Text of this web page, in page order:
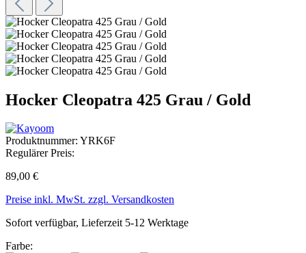
Hocker Cleopatra 425 Grau / Gold
Produktnummer: YRK6F
Regulärer Preis:
89,00 €
Preise inkl. MwSt. zzgl. Versandkosten
Sofort verfügbar, Lieferzeit 5-12 Werktage
Farbe: